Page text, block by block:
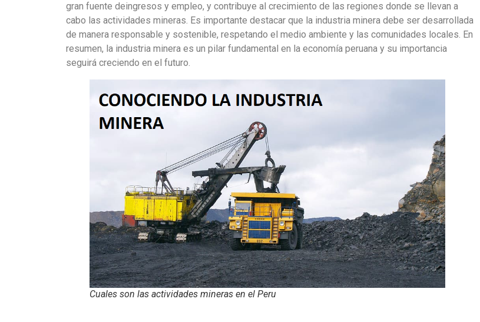
gran fuente deingresos y empleo, y contribuye al crecimiento de las regiones donde se llevan a
cabo las actividades mineras. Es importante destacar que la industria minera debe ser desarrollada
de manera responsable y sostenible, respetando el medio ambiente y las comunidades locales. En
resumen, la industria minera es un pilar fundamental en la economía peruana y su importancia
seguirá creciendo en el futuro.
Cuales son las actividades mineras en el Peru